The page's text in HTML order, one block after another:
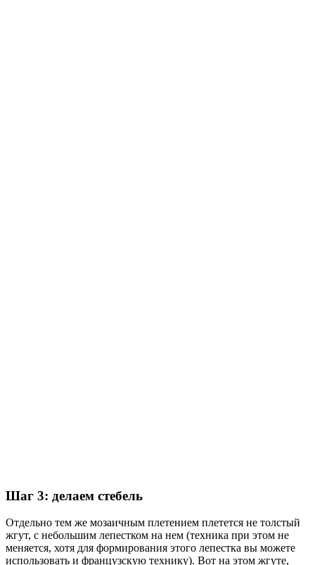
Шаг 3: делаем стебель
Отдельно тем же мозаичным плетением плетется не толстый
жгут, с небольшим лепестком на нем (техника при этом не
меняется, хотя для формирования этого лепестка вы можете
использовать и французскую технику). Вот на этом жгуте,